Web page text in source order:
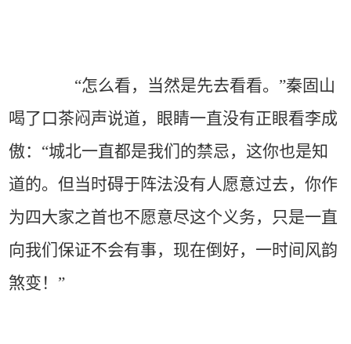
“怎么看，当然是先去看看。”秦固山
喝了口茶闷声说道，眼睛一直没有正眼看李成
傲：“城北一直都是我们的禁忌，这你也是知
道的。但当时碍于阵法没有人愿意过去，你作
为四大家之首也不愿意尽这个义务，只是一直
向我们保证不会有事，现在倒好，一时间风韵
煞变！”